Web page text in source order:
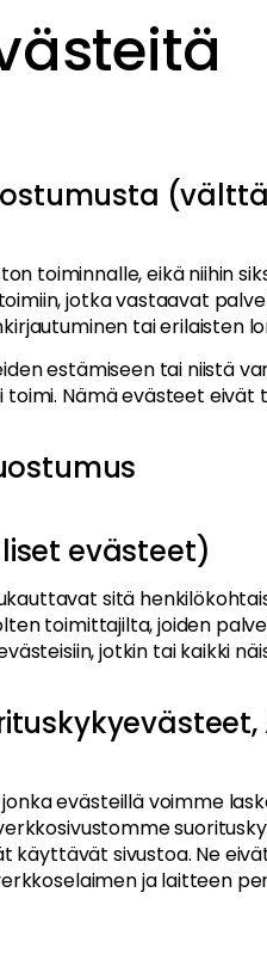
toiminnalle, eikä niihin
jotka vastaavat
tai erilaisten
estämiseen tai niistä
Nämä evästeet
evästeet)
sitä
toimittajilta, joiden
jotkin tai kaikki
evästeillä voimme
käyttävät sivustoa. Ne
ja laitteen